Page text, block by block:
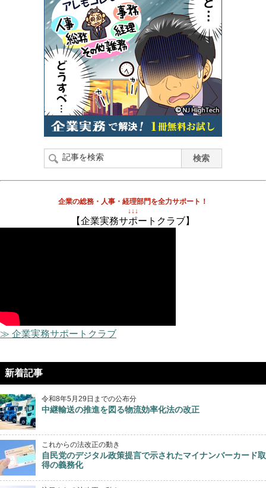
企業の総務・人事・経理部門を全力サポート！
↓↓↓
【企業実務サポートクラブ】
≫ 企業実務サポートクラブ
新着記事
令和8年5月29日までの公布分
中継輸送の推進を図る物流効率化法の改正
これからの法改正の動き
自民党のデジタル政策提言で示されたマイナンバーカード取
得の義務化